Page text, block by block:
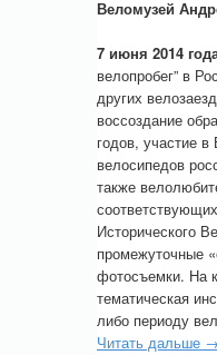
Веломузей
7 июня 2014
велопробег” в
других
воссоздание
годов, участие
велосипедов
также
Исторического
промежуточные
фотосъемки. На
тематическая
либо периоду
Читать дальше →